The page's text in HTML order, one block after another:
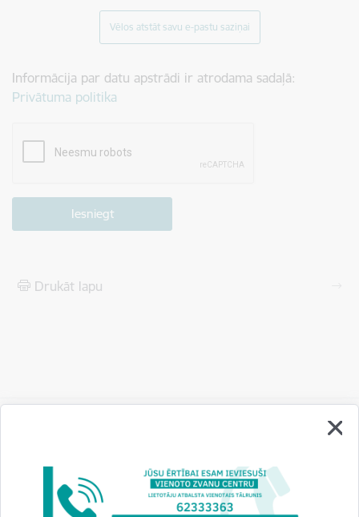
Vēlos atstāt savu e-pastu saziņai
Informācija par datu apstrādi ir atrodama sadaļā:
Privātuma politika
Drukāt lapu